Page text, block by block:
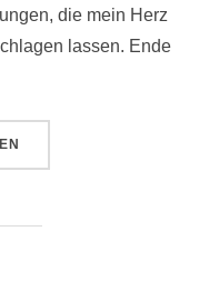
die mein Herz
lassen. Ende
„FOTOGRAFISCHE